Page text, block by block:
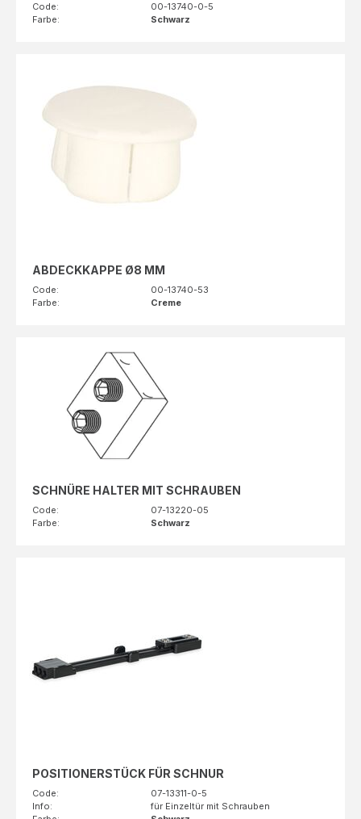
Code:
00-13740-0-5
Farbe:
Schwarz
ABDECKKAPPE Ø8 MM
Code:
00-13740-53
Farbe:
Creme
SCHNÜRE HALTER MIT SCHRAUBEN
Code:
07-13220-05
Farbe:
Schwarz
POSITIONERSTÜCK FÜR SCHNUR
Code:
07-13311-0-5
Info:
für Einzeltür mit Schrauben